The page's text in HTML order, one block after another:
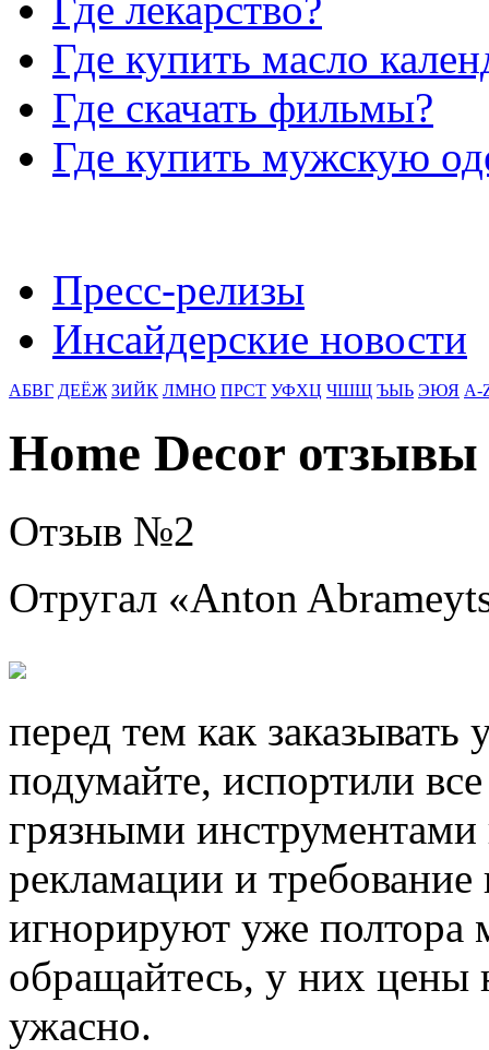
Где купить масло
Где скачать фильмы?
Где купить мужскую
Пресс-релизы
Инсайдерские новости
АБВГ ДЕЁЖ ЗИЙК ЛМНО ПРСТ УФХЦ ЧШЩ ЪЫЬ ЭЮЯ A-
Home Decor отзывы
Отзыв №2
Отругал «Anton
перед тем как
подумайте, испортили
грязными инструментами
рекламации и
игнорируют уже полтора
обращайтесь, у них цены
ужасно.